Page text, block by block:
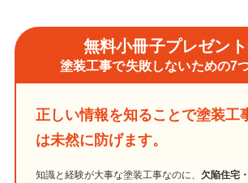
無料小冊子プレゼント
塗装工事で失敗しないための7
正しい情報を知ることで塗装工
は未然に防げます。
知識と経験が大事な塗装工事なのに、 欠陥住宅